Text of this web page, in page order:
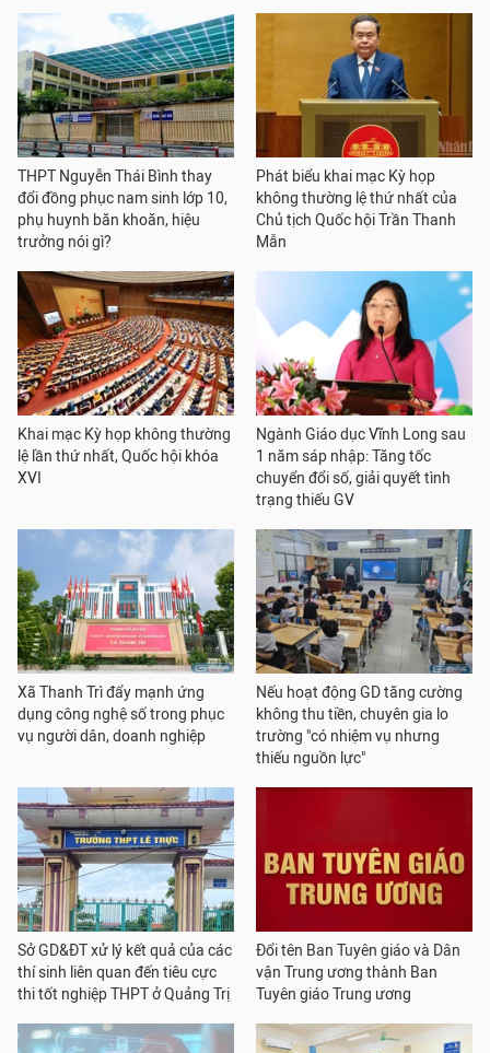
THPT Nguyễn Thái Bình thay
đổi đồng phục nam sinh lớp 10,
phụ huynh băn khoăn, hiệu
trưởng nói gì?
Phát biểu khai mạc Kỳ họp
không thường lệ thứ nhất của
Chủ tịch Quốc hội Trần Thanh
Mẫn
Khai mạc Kỳ họp không thường
lệ lần thứ nhất, Quốc hội khóa
XVI
Ngành Giáo dục Vĩnh Long sau
1 năm sáp nhập: Tăng tốc
chuyển đổi số, giải quyết tình
trạng thiếu GV
Xã Thanh Trì đẩy mạnh ứng
dụng công nghệ số trong phục
vụ người dân, doanh nghiệp
Nếu hoạt động GD tăng cường
không thu tiền, chuyên gia lo
trường "có nhiệm vụ nhưng
thiếu nguồn lực"
Sở GD&ĐT xử lý kết quả của các
thí sinh liên quan đến tiêu cực
thi tốt nghiệp THPT ở Quảng Trị
Đổi tên Ban Tuyên giáo và Dân
vận Trung ương thành Ban
Tuyên giáo Trung ương